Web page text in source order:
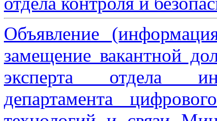
Объявление
замещение вакантной
эксперта отдела
департамента